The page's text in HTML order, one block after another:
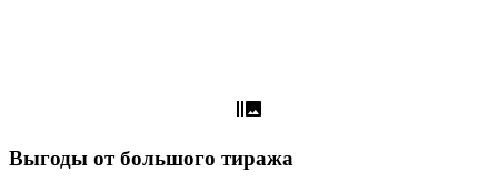
burst_mode
Выгоды от большого тиража